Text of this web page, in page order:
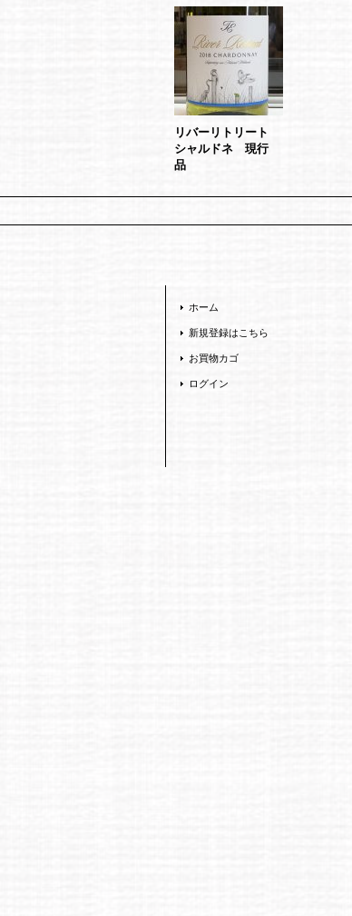
リバーリトリート
シャルドネ 現行
品
ホーム
新規登録はこちら
お買物カゴ
ログイン